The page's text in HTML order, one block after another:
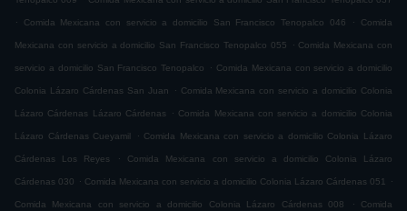
.
Comida Mexicana con servicio a domicilio San Francisco Tenopalco 046 . Comida
Mexicana con servicio a domicilio San Francisco Tenopalco 055 . Comida Mexicana con
servicio a domicilio San Francisco Tenopalco . Comida Mexicana con servicio a domicilio
Colonia Lázaro Cárdenas San Juan . Comida Mexicana con servicio a domicilio Colonia
Lázaro Cárdenas Lázaro Cárdenas . Comida Mexicana con servicio a domicilio Colonia
Lázaro Cárdenas Cueyamil . Comida Mexicana con servicio a domicilio Colonia Lázaro
Cárdenas Los Reyes . Comida Mexicana con servicio a domicilio Colonia Lázaro
Cárdenas 030 . Comida Mexicana con servicio a domicilio Colonia Lázaro Cárdenas 051 .
Comida Mexicana con servicio a domicilio Colonia Lázaro Cárdenas 008 . Comida